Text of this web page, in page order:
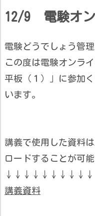
12/9 電験オ
電験どうでしょう管
この度は電験オンラ
平板（１）」に参加
います。
講義で使用した資料
ロードすることが可能
講義資料